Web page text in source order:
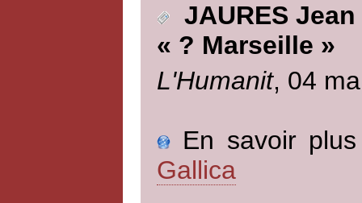
JAURES Jean
« ? Marseille »
L'Humanit, 04
En savoir
Gallica